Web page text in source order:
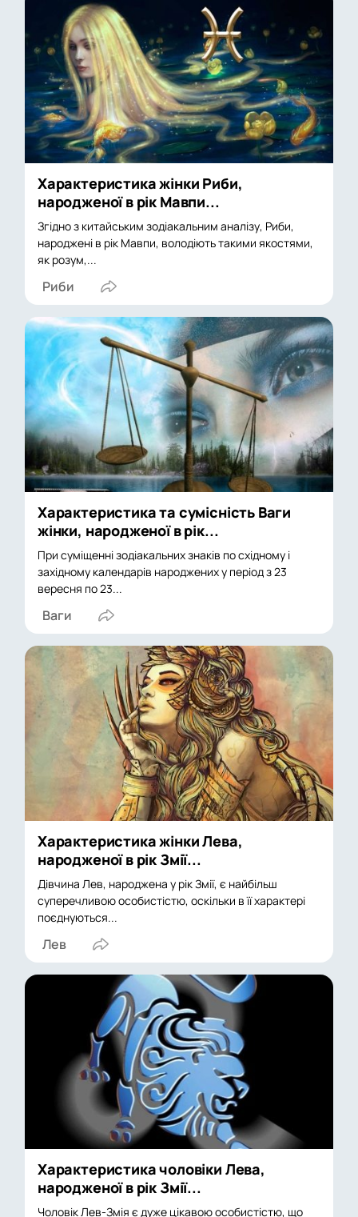
Характеристика жінки Риби,
народженої в рік Мавпи...
Згідно з китайським зодіакальним аналізу, Риби,
народжені в рік Мавпи, володіють такими якостями,
як розум,...
Риби
Характеристика та сумісність Ваги
жінки, народженої в рік...
При суміщенні зодіакальних знаків по східному і
західному календарів народжених у період з 23
вересня по 23...
Ваги
Характеристика жінки Лева,
народженої в рік Змії...
Дівчина Лев, народжена у рік Змії, є найбільш
суперечливою особистістю, оскільки в її характері
поєднуються...
Лев
Характеристика чоловіки Лева,
народженої в рік Змії...
Чоловік Лев-Змія є дуже цікавою особистістю, що